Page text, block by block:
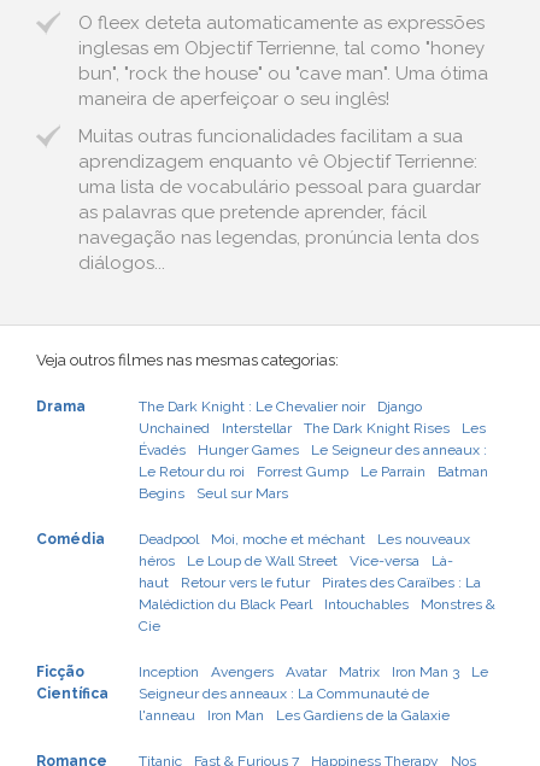
O fleex deteta automaticamente as expressões
inglesas em Objectif Terrienne, tal como "honey
bun", "rock the house" ou "cave man". Uma ótima
maneira de aperfeiçoar o seu inglês!
Muitas outras funcionalidades facilitam a sua
aprendizagem enquanto vê Objectif Terrienne:
uma lista de vocabulário pessoal para guardar
as palavras que pretende aprender, fácil
navegação nas legendas, pronúncia lenta dos
diálogos...
Veja outros filmes nas mesmas categorias:
Drama The Dark Knight : Le Chevalier noir
Django
Unchained
Interstellar The Dark Knight Rises
Les
Évadés
Hunger Games
Le Seigneur des anneaux :
Le Retour du roi
Forrest Gump Le Parrain
Batman
Begins
Seul sur Mars
Comédia Deadpool Moi, moche et méchant
Les nouveaux
héros
Le Loup de Wall Street Vice-versa
Là-
haut
Retour vers le futur
Pirates des Caraïbes : La
Malédiction du Black Pearl
Intouchables
Monstres &
Cie
Ficção
Científica
Inception Avengers Avatar Matrix Iron Man 3
Le
Seigneur des anneaux : La Communauté de
l'anneau
Iron Man Les Gardiens de la Galaxie
Romance Titanic Fast & Furious 7 Happiness Therapy Nos